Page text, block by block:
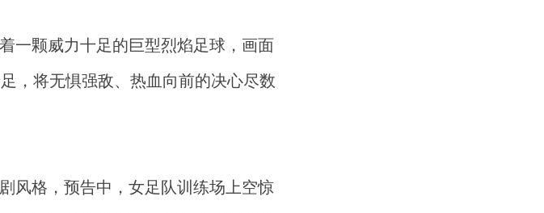
一颗威力十足的巨型烈焰足球，画面
，将无惧强敌、热血向前的决心尽数
风格，预告中，女足队训练场上空惊